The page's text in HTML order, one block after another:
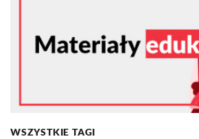
WSZYSTKIE TAGI